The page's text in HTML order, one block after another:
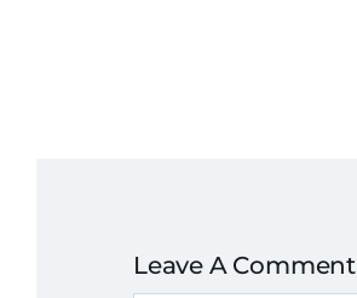
Leave A Comment